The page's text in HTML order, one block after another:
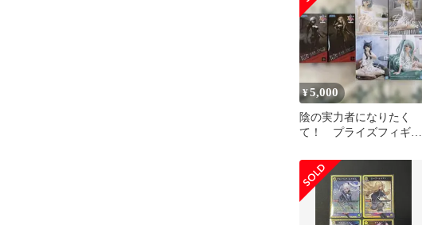
¥5,000
陰の実力者になりたく
て！ プライズフィギュ